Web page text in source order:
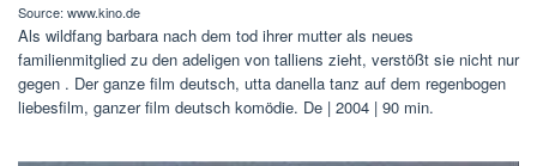
Source: www.kino.de
Als wildfang barbara nach dem tod ihrer mutter als neues
familienmitglied zu den adeligen von talliens zieht, verstößt sie nicht nur
gegen . Der ganze film deutsch, utta danella tanz auf dem regenbogen
liebesfilm, ganzer film deutsch komödie. De | 2004 | 90 min.